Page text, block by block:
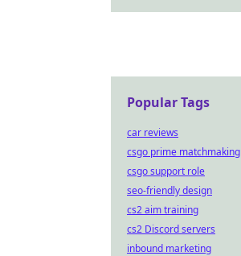
Popular Tags
car reviews
csgo prime matchmaking
csgo support role
seo-friendly design
cs2 aim training
cs2 Discord servers
inbound marketing